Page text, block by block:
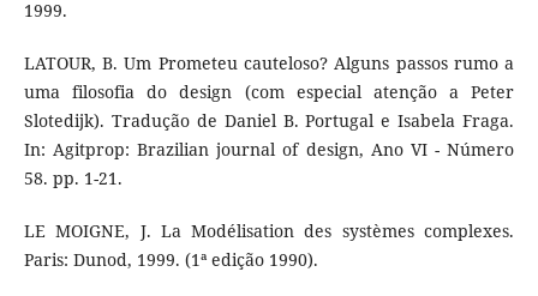
1999.
LATOUR, B. Um Prometeu cauteloso? Alguns passos rumo a
uma filosofia do design (com especial atenção a Peter
Slotedijk). Tradução de Daniel B. Portugal e Isabela Fraga.
In: Agitprop: Brazilian journal of design, Ano VI - Número
58. pp. 1-21.
LE MOIGNE, J. La Modélisation des systèmes complexes.
Paris: Dunod, 1999. (1ª edição 1990).